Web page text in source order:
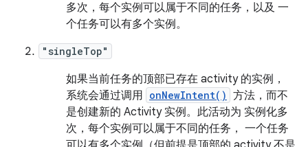
多次，每个实例可以属于不同的任务，以及 一
个任务可以有多个实例。
"singleTop"
如果当前任务的顶部已存在 activity 的实例，
系统会通过调用 onNewIntent() 方法，而不
是创建新的 Activity 实例。此活动为 实例化多
次，每个实例可以属于不同的任务， 一个任务